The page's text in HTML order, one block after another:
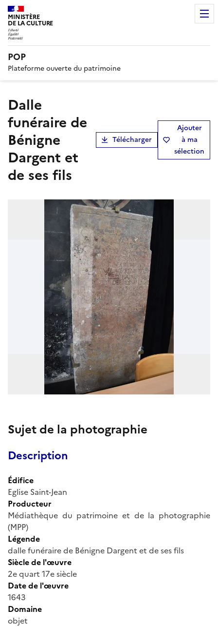
MINISTÈRE
DE LA CULTURE
POP
Plateforme ouverte du patrimoine
dalle
funéraire de
Bénigne
Dargent et
de ses fils
Télécharger
Ajouter
à ma
sélection
Sujet de la photographie
Description
Édifice
Eglise Saint-Jean
Producteur
Médiathèque du patrimoine et de la photographie
(MPP)
Légende
dalle funéraire de Bénigne Dargent et de ses fils
Siècle de l'œuvre
2e quart 17e siècle
Date de l'œuvre
1643
Domaine
objet